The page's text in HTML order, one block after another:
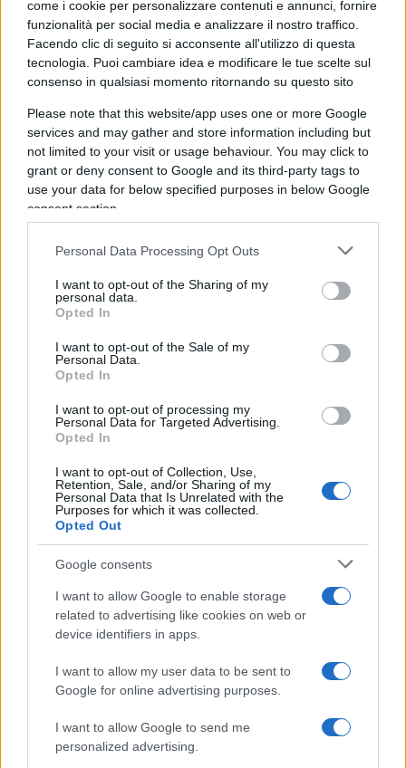
come i cookie per personalizzare contenuti e annunci, fornire
funzionalità per social media e analizzare il nostro traffico.
Facendo clic di seguito si acconsente all'utilizzo di questa
tecnologia. Puoi cambiare idea e modificare le tue scelte sul
consenso in qualsiasi momento ritornando su questo sito
Please note that this website/app uses one or more Google
services and may gather and store information including but
not limited to your visit or usage behaviour. You may click to
grant or deny consent to Google and its third-party tags to
use your data for below specified purposes in below Google
consent section.
Personal Data Processing Opt Outs
I want to opt-out of the Sharing of my
personal data.
Opted In
I want to opt-out of the Sale of my
Personal Data.
Opted In
I want to opt-out of processing my
Personal Data for Targeted Advertising.
Opted In
I want to opt-out of Collection, Use,
Retention, Sale, and/or Sharing of my
Personal Data that Is Unrelated with the
Purposes for which it was collected.
Opted Out
Google consents
I want to allow Google to enable storage
related to advertising like cookies on web or
device identifiers in apps.
I want to allow my user data to be sent to
Google for online advertising purposes.
I want to allow Google to send me
personalized advertising.
rappresentanza di esponenti politici africani ed
alcuni esperti italiani, principalmente diplomatici
con lunghi anni di servizio in sedi africane.
Un tempo l’Italia aveva una ‘scuola di africanisti’
molto nutrita e piena di inventiva. Era in varie
università del Paese, principalmente Roma,
Bologna, Napoli e Milano. Ora, che io sappia, il
all’Università di Cagliari. Purtroppo, la
partecipazione degli africanisti italiani al
convegno è stata quasi nulla. Ciò non è da
studi africani hanno perso gradualmente peso nel
dibattito culturale e politico italiano.
Dato che tra i quindici anni passati in Banca
mondiale ed i sette tra FAO ed Organizzazione
Internazionale del Lavoro, ho operato per diversi
lustri su temi dello sviluppo africano,
soggiornando per periodi più o meno brevi in
quasi tutti i Paesi del continente (specialmente in
Kenya, dove il vice di Kenyatta usava dirmi che ero
‘l’unico Kikuyu -un’etnia importante del Paese-
bianco’), ho partecipato ad alcune sessioni del
convegno, apprendendo molto sulle opportunità
di coinvolgimento sia dei singoli Stati africani sia
regionale nel gestire una crisi, ormai annosa, di
terrorismo che frena un continente, un tempo